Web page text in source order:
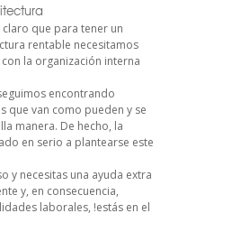
claro que para tener un
rentable necesitamos
la organización interna
encontrando
que van como pueden y se
manera. De hecho, la
en serio a plantearse este
y necesitas una ayuda extra
y, en consecuencia,
laborales, !estás en el